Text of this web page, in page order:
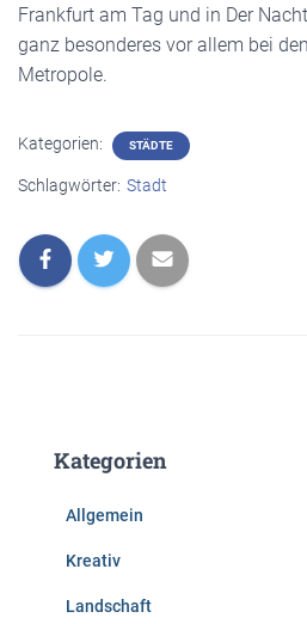
Frankfurt am Tag und in Der
ganz besonderes vor allem bei
Metropole.
Kategorien: STÄDTE
Schlagwörter: Stadt
Kategorien
Allgemein
Kreativ
Landschaft